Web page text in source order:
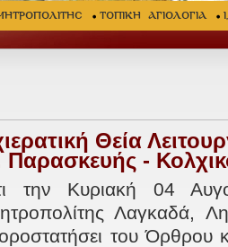
ΤΟΠΙΚΗ ΑΓΙΟΛΟΓΙΑ
Θεία
Παρασκευής -
την Κυριακή 04
Λαγκαδά,
του Όρθρου